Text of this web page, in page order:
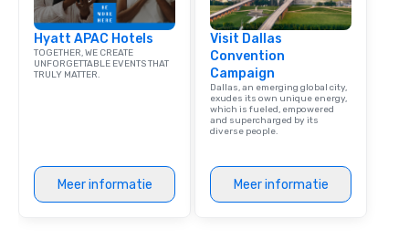
Hyatt APAC Hotels
TOGETHER, WE CREATE
UNFORGETTABLE EVENTS THAT
TRULY MATTER.
Meer informatie
Visit Dallas
Convention
Campaign
Dallas, an emerging global city,
exudes its own unique energy,
which is fueled, empowered
and supercharged by its
diverse people.
Meer informatie